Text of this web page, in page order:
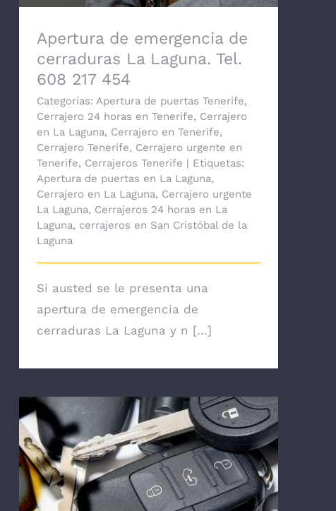
Apertura de emergencia de
cerraduras La Laguna. Tel.
608 217 454
Categorías: Apertura de puertas Tenerife,
Cerrajero 24 horas en Tenerife, Cerrajero
en La Laguna, Cerrajero en Tenerife,
Cerrajero Tenerife, Cerrajero urgente en
Tenerife, Cerrajeros Tenerife | Etiquetas:
Apertura de puertas en La Laguna,
Cerrajero en La Laguna, Cerrajero urgente
La Laguna, Cerrajeros 24 horas en La
Laguna, cerrajeros en San Cristóbal de la
Laguna
Si austed se le presenta una
apertura de emergencia de
cerraduras La Laguna y n [...]
Cerrajero de vehículos en Tenerife 608
217 454